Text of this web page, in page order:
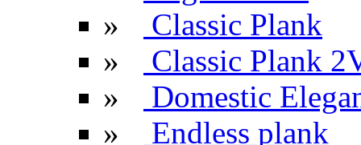
»
Classic Plank
»
Classic Plank
»
Domestic
»
Endless plank